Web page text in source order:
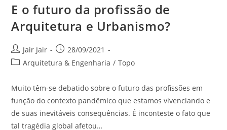
E o futuro da profissão de
Arquitetura e Urbanismo?
Jair Jair
28/09/2021
Arquitetura & Engenharia / Topo
Muito têm-se debatido sobre o futuro das profissões em
função do contexto pandêmico que estamos vivenciando e
de suas inevitáveis consequências. É inconteste o fato que
tal tragédia global afetou…